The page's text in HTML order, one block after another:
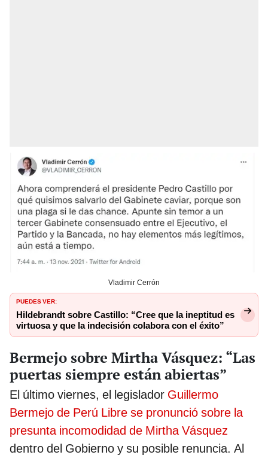
Vladimir Cerrón
PUEDES VER:
Hildebrandt sobre Castillo: “Cree que la ineptitud es
virtuosa y que la indecisión colabora con el éxito”
Bermejo sobre Mirtha Vásquez: “Las
puertas siempre están abiertas”
El último viernes, el legislador Guillermo
Bermejo de Perú Libre se pronunció sobre la
presunta incomodidad de Mirtha Vásquez
dentro del Gobierno y su posible renuncia. Al